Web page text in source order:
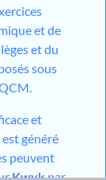
et de
et du
sous
et
généré
peuvent
Kwykpar